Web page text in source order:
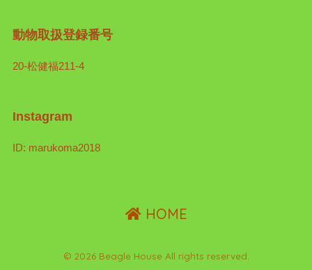
動物取扱登録番号
20-松健福211-4
Instagram
ID: marukoma2018
HOME
© 2026 Beagle House All rights reserved.